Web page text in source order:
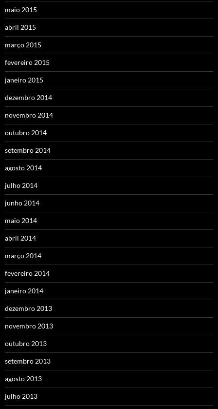
maio 2015
abril 2015
março 2015
fevereiro 2015
janeiro 2015
dezembro 2014
novembro 2014
outubro 2014
setembro 2014
agosto 2014
julho 2014
junho 2014
maio 2014
abril 2014
março 2014
fevereiro 2014
janeiro 2014
dezembro 2013
novembro 2013
outubro 2013
setembro 2013
agosto 2013
julho 2013